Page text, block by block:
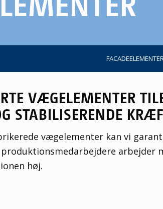
VÆGELEMENTER
STABILISERENDE
vægelementer kan vi
arbejder
høj.